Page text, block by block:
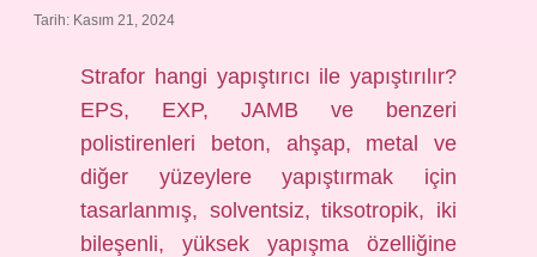
Tarih: Kasım 21, 2024
Strafor hangi yapıştırıcı ile yapıştırılır?
EPS, EXP, JAMB ve benzeri
polistirenleri beton, ahşap, metal ve
diğer yüzeylere yapıştırmak için
tasarlanmış, solventsiz, tiksotropik, iki
bileşenli, yüksek yapışma özelliğine